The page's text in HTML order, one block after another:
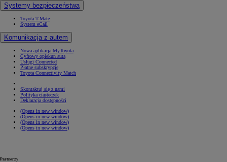
Systemy bezpieczeństwa
Toyota T-Mate
System eCall
Komunikacja z autem
Nowa aplikacja MyToyota
Cyfrowy opiekun auta
Usługi Connected
Płatne subskrypcje
Toyota Connectivity Match
Skontaktuj się z nami
Polityka ciasteczek
Deklaracja dostępności
(Opens in new window)
(Opens in new window)
(Opens in new window)
(Opens in new window)
Partnerzy